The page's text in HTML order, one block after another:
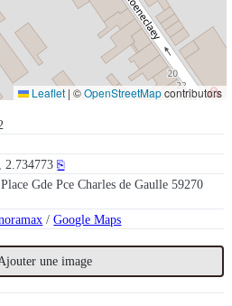
2.734773 ⎘
Gde Pce Charles de Gaulle 59270
/Google Maps
une image
Leaflet | ©OpenStreetMapcontributors